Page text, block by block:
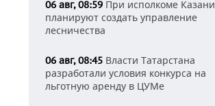
06 авг, 08:59 При исполкоме Казани
планируют создать управление
лесничества
06 авг, 08:45 Власти Татарстана
разработали условия конкурса на
льготную аренду в ЦУМе